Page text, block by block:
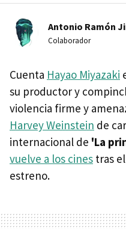
Antonio Ramón
Colaborador
Cuenta Hayao Miyazaki
su productor y
violencia firme y
Harvey Weinstein de
internacional de 'La
vuelve a los cines tras el
estreno.